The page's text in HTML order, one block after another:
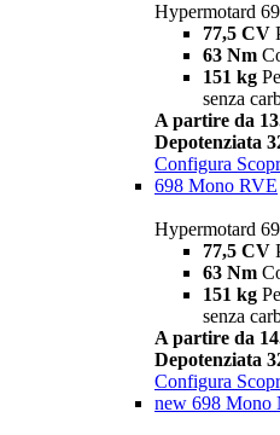
Hypermotard
77,5 CV
63 Nm
151 kg
senza
A partire da
Depotenziata
Configura
698 Mono RVE
Hypermotard
77,5 CV
63 Nm
151 kg
senza
A partire da
Depotenziata
Configura
new 698 Mono